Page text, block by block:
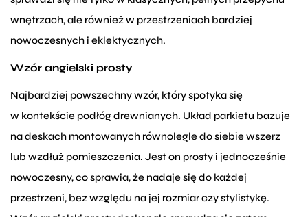
wnętrzach, ale również w przestrzeniach bardziej
nowoczesnych i eklektycznych.
Wzór angielski prosty
Najbardziej powszechny wzór, który spotyka się
w kontekście podłóg drewnianych. Układ parkietu bazuje
na deskach montowanych równolegle do siebie wszerz
lub wzdłuż pomieszczenia. Jest on prosty i jednocześnie
nowoczesny, co sprawia, że nadaje się do każdej
przestrzeni, bez względu na jej rozmiar czy stylistykę.